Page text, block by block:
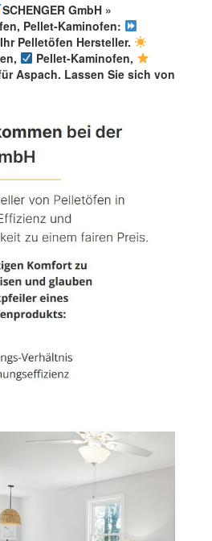
SCHENGER GmbH »
Pellet-Kaminofen:
Pelletöfen Hersteller.
Pellet-Kaminofen,
Aspach. Lassen Sie sich von